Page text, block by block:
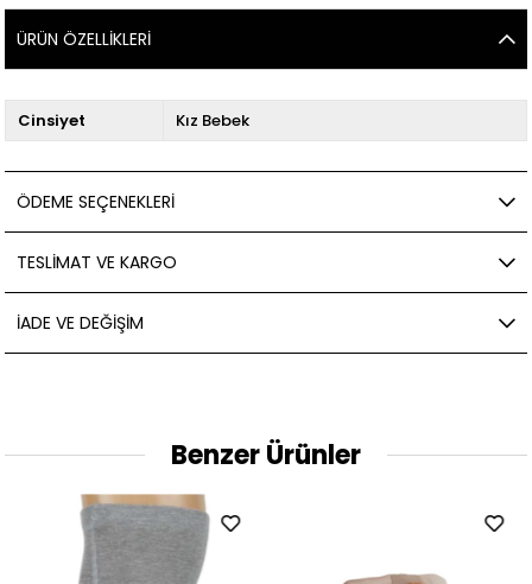
ÜRÜN ÖZELLIKLERI
Cinsiyet Kız Bebek
ÖDEME SEÇENEKLERI
TESLIMAT VE KARGO
İADE VE DEĞIŞIM
Benzer Ürünler